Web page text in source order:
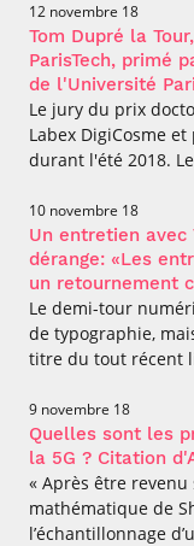
12 novembre 18
Tom Dupré la
ParisTech, primé
de l'Université
Le jury du prix
Labex DigiCosme et
durant l'été 2018.
10 novembre 18
Un entretien avec
dérange: «Les
un retournement
Le demi-tour
de typographie,
titre du tout récent
9 novembre 18
Quelles sont les
la 5G ? Citation
« Après être
mathématique de
l’échantillonnage